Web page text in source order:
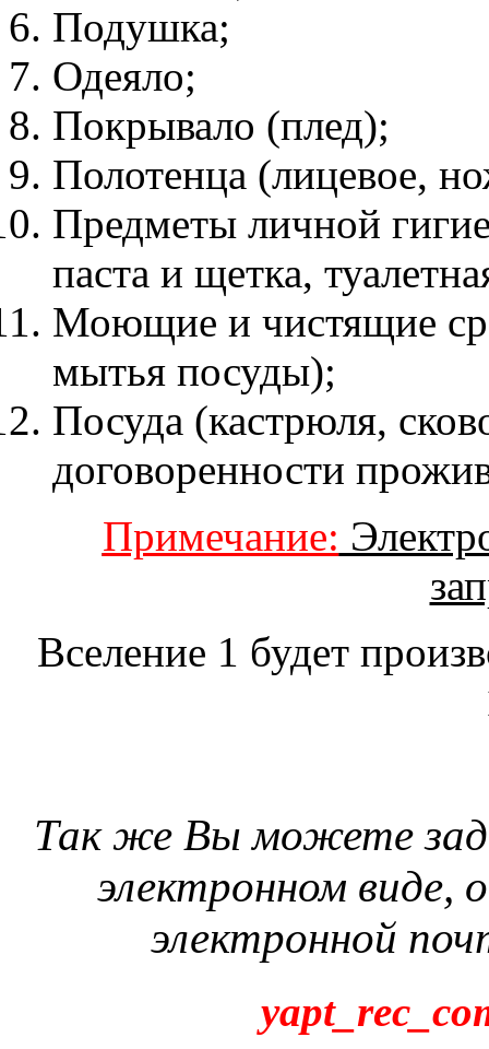
Подушка;
Одеяло;
Покрывало (плед);
Полотенца (лицевое,
Предметы личной
паста и щетка,
Моющие и чистящие
мытья посуды);
Посуда (кастрюля,
договоренности
Примечание:
Вселение 1 будет
Так же Вы можете
электронном виде,
электронной